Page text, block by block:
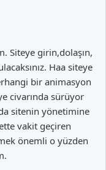
Siteye girin,dolaşın,
Haa siteye
bir animasyon
civarında sürüyor
sitenin yönetimine
vakit geçiren
önemli o yüzden